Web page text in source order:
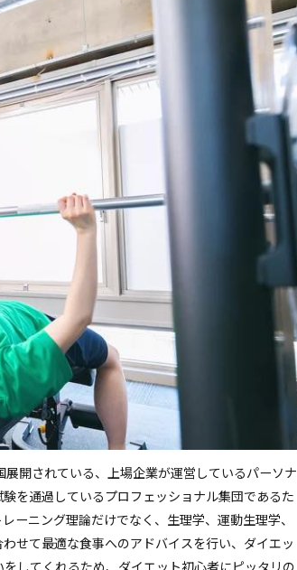
開されている、上場企業が運営しているパーソナ
を通過しているプロフェッショナル集団であるた
ーニング理論だけでなく、生理学、運動生理学、
せて最適な食事へのアドバイスを行い、ダイエッ
してくれるため、ダイエット初心者にピッタリの